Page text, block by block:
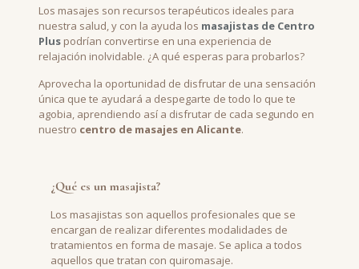
Los masajes son recursos terapéuticos ideales para
nuestra salud, y con la ayuda los masajistas de Centro
Plus podrían convertirse en una experiencia de
relajación inolvidable. ¿A qué esperas para probarlos?
Aprovecha la oportunidad de disfrutar de una sensación
única que te ayudará a despegarte de todo lo que te
agobia, aprendiendo así a disfrutar de cada segundo en
nuestro centro de masajes en Alicante.
¿Qué es un masajista?
Los masajistas son aquellos profesionales que se
encargan de realizar diferentes modalidades de
tratamientos en forma de masaje. Se aplica a todos
aquellos que tratan con quiromasaje.